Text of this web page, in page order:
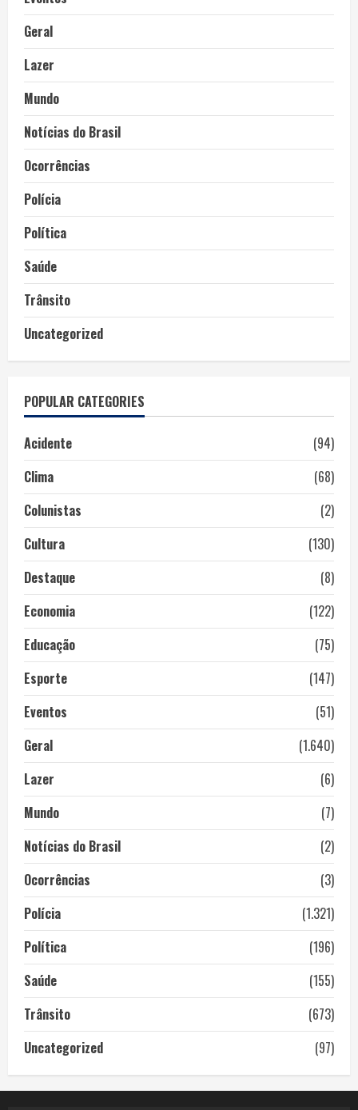
Geral
Lazer
Mundo
Notícias do Brasil
Ocorrências
Polícia
Política
Saúde
Trânsito
Uncategorized
POPULAR CATEGORIES
Acidente
(94)
Clima
(68)
Colunistas
(2)
Cultura
(130)
Destaque
(8)
Economia
(122)
Educação
(75)
Esporte
(147)
Eventos
(51)
Geral
(1.640)
Lazer
(6)
Mundo
(7)
Notícias do Brasil
(2)
Ocorrências
(3)
Polícia
(1.321)
Política
(196)
Saúde
(155)
Trânsito
(673)
Uncategorized
(97)